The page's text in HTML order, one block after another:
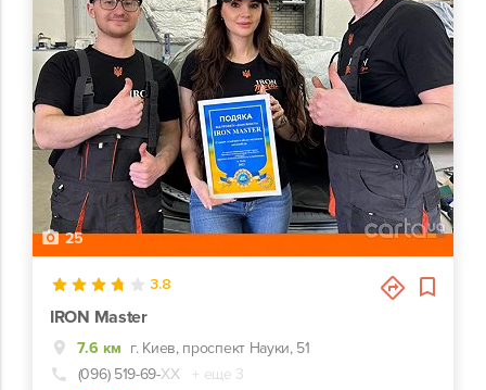
25
3.8
IRON Master
7.6 км г. Киев, проспект Науки, 51
(096) 519-69-ХХ
+ еще 3